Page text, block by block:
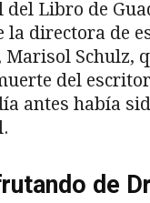
del Libro de
la directora de
Schulz,
del
antes había
de